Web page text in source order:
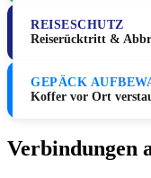
REISESCHUTZ
Reiserücktritt &
GEPÄCK
Koffer vor Ort
Verbindungen